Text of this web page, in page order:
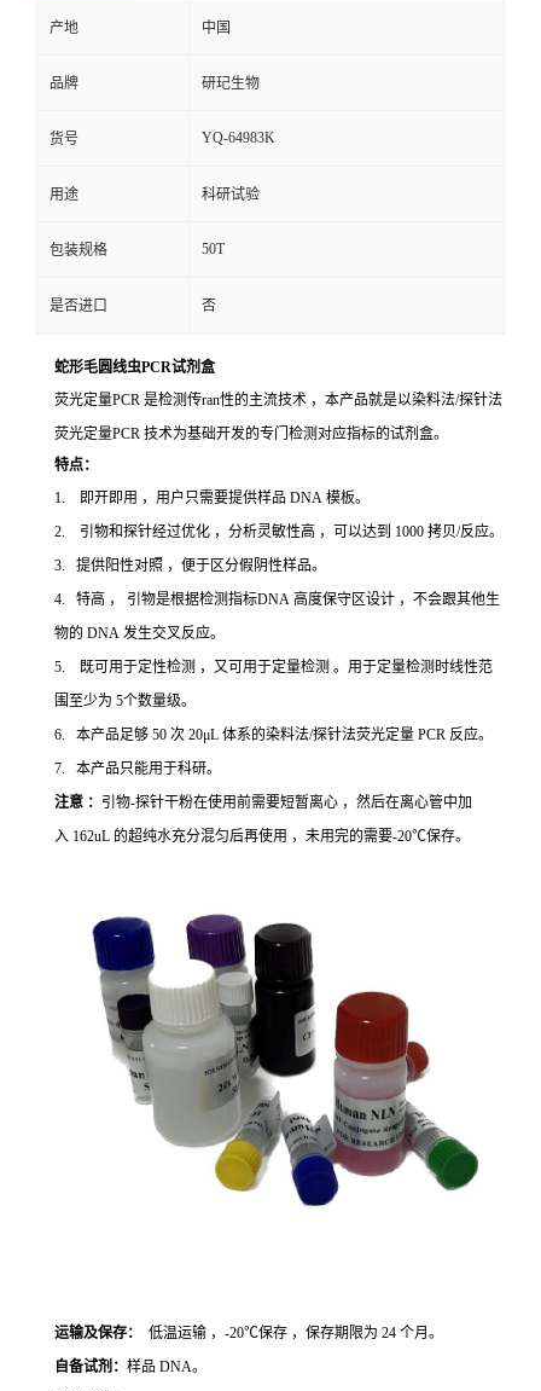
产地 中国
品牌 研玘生物
货号 YQ-64983K
用途 科研试验
包装规格 50T
是否进口 否
蛇形毛圆线虫PCR试剂盒
荧光定量PCR 是检测传ran性的主流技术 ，本产品就是以染料法/探针法
荧光定量PCR 技术为基础开发的专门检测对应指标的试剂盒。
特点：
1. 即开即用 ，用户只需要提供样品 DNA 模板。
2. 引物和探针经过优化 ，分析灵敏性高 ，可以达到 1000 拷贝/反应。
3. 提供阳性对照 ，便于区分假阴性样品。
4. 特高 ， 引物是根据检测指标DNA 高度保守区设计 ，不会跟其他生
物的 DNA 发生交叉反应。
5. 既可用于定性检测 ，又可用于定量检测 。用于定量检测时线性范
围至少为 5个数量级。
6. 本产品足够 50 次 20μL 体系的染料法/探针法荧光定量 PCR 反应。
7. 本产品只能用于科研。
注意 ： 引物-探针干粉在使用前需要短暂离心 ，然后在离心管中加
入 162uL 的超纯水充分混匀后再使用 ，未用完的需要-20℃保存。
运输及保存：
低温运输 ，-20℃保存 ，保存期限为 24 个月。
自备试剂： 样品 DNA。